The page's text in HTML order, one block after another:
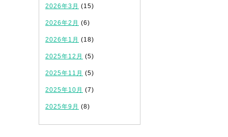
2026年3月 (15)
2026年2月 (6)
2026年1月 (18)
2025年12月 (5)
2025年11月 (5)
2025年10月 (7)
2025年9月 (8)